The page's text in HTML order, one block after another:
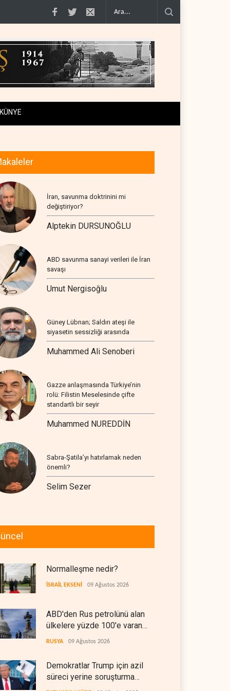
varan g�.. Demokratlar Trump için azil süreci yerine soruşturma haz�..
KÜNYE
İran, savunma doktrinini mi
değiştiriyor?
Alptekin DURSUNOĞLU
ABD savunma sanayi verileri ile İran
savaşı
Umut Nergisoğlu
Güney Lübnan; Saldırı ateşi ile
siyasetin sessizliği arasında
Muhammed Ali Senoberi
Gazze anlaşmasında Türkiye’nin
rolü: Filistin Meselesinde çifte
standartlı bir seyir
Muhammed NUREDDİN
Sabra-Şatila’yı hatırlamak neden
önemli?
Selim Sezer
Normalleşme nedir?
İSRAİL EKSENİ 09 Ağustos 2026
ABD'den Rus petrolünü alan
ülkelere yüzde 100'e varan
gümrük vergisi
RUSYA 09 Ağustos 2026
Demokratlar Trump için azil
süreci yerine soruşturma
hazırlıyor